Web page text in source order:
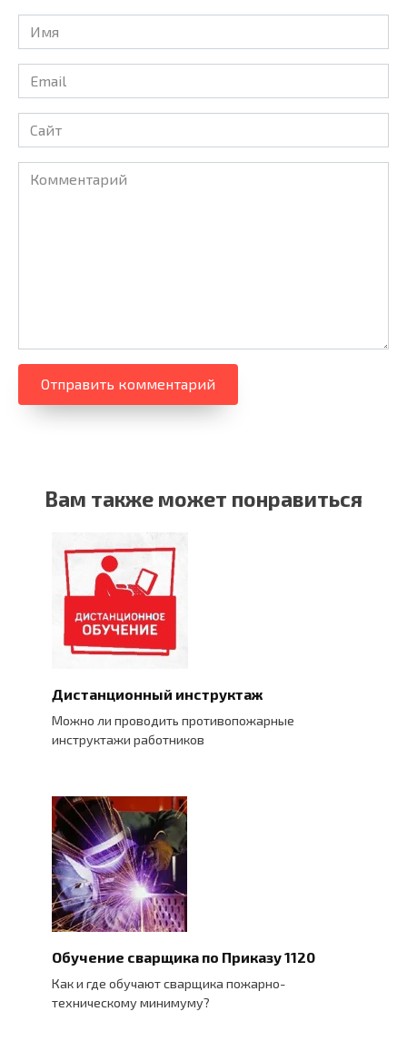
Имя
Email
Сайт
Комментарий
Вам также может понравиться
Дистанционный инструктаж
Можно ли проводить противопожарные
инструктажи работников
Обучение сварщика по Приказу 1120
Как и где обучают сварщика пожарно-
техническому минимуму?